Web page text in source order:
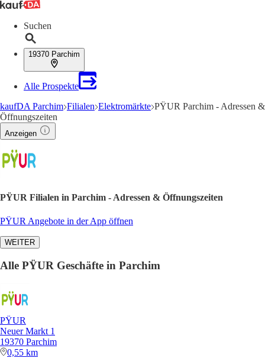
Suchen
19370 Parchim
Alle Prospekte
kaufDA Parchim Filialen Elektromärkte PŸUR Parchim - Adressen &
Öffnungszeiten
Anzeigen
PŸUR Filialen in Parchim - Adressen & Öffnungszeiten
PŸUR Angebote in der App öffnen
WEITER
Alle PŸUR Geschäfte in Parchim
PŸUR
Neuer Markt 1
19370 Parchim
0,55 km